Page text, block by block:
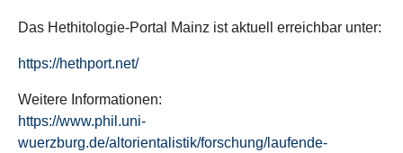
Das Hethitologie-Portal Mainz ist aktuell erreichbar unter:
https://hethport.net/
Weitere Informationen:
https://www.phil.uni-
wuerzburg.de/altorientalistik/forschung/laufende-